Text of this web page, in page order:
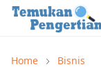
Home Bisnis